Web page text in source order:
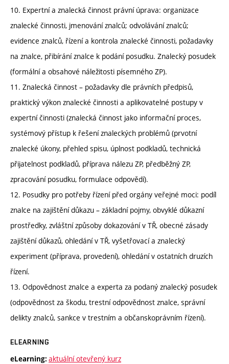
10. Expertní a znalecká činnost právní úprava: organizace
znalecké činnosti, jmenování znalců; odvolávání znalců;
evidence znalců, řízení a kontrola znalecké činnosti, požadavky
na znalce, přibírání znalce k podání posudku. Znalecký posudek
(formální a obsahové náležitosti písemného ZP).
11. Znalecká činnost – požadavky dle právních předpisů,
praktický výkon znalecké činnosti a aplikovatelné postupy v
expertní činnosti (znalecká činnost jako informační proces,
systémový přístup k řešení znaleckých problémů (prvotní
znalecké úkony, přehled spisu, úplnost podkladů, technická
přijatelnost podkladů, příprava nálezu ZP, předběžný ZP,
zpracování posudku, formulace odpovědí).
12. Posudky pro potřeby řízení před orgány veřejné moci: podíl
znalce na zajištění důkazu – základní pojmy, obvyklé důkazní
prostředky, zvláštní způsoby dokazování v TŘ, obecné zásady
zajištění důkazů, ohledání v TŘ, vyšetřovací a znalecký
experiment (příprava, provedení), ohledání v ostatních druzích
řízení.
13. Odpovědnost znalce a experta za podaný znalecký posudek
(odpovědnost za škodu, trestní odpovědnost znalce, správní
delikty znalců, sankce v trestním a občanskoprávním řízení).
ELEARNING
eLearning: aktuální otevřený kurz